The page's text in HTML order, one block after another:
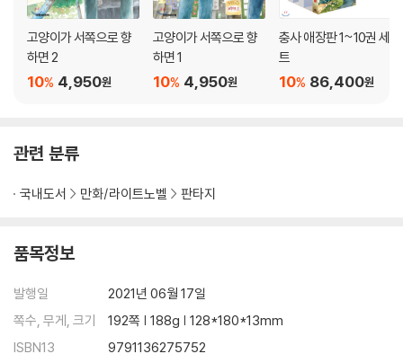
고양이가 서쪽으로 향
하면 2
4,950원
10%
고양이가 서쪽으로 향
하면 1
4,950원
10%
충사 애장판 1~10권 세
트
86,400원
10%
관련 분류
국내도서 만화/라이트노벨 판타지
품목정보
발행일
2021년 06월 17일
쪽수, 무게, 크기
192쪽 | 188g | 128*180*13mm
ISBN13
9791136275752